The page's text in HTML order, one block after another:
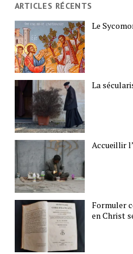
ARTICLES RÉCENTS
Le
La
Accueillir
Formuler
en Christ